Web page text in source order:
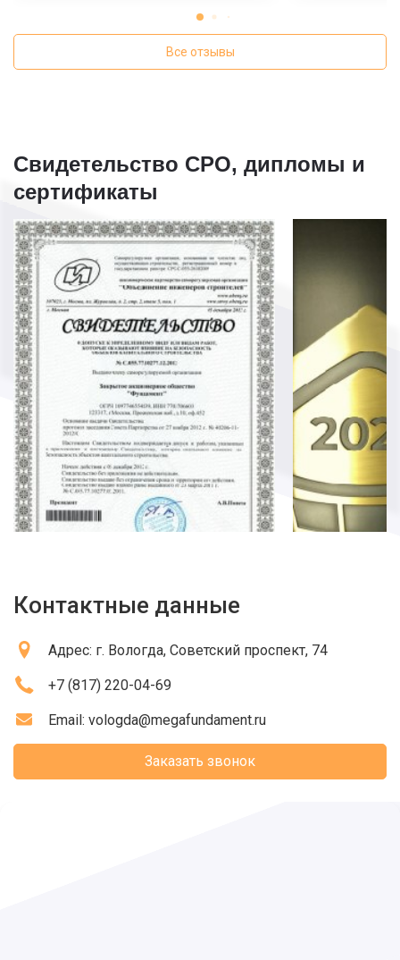
договора. Будем обращаться в
будущем.
выполнили
Все отзывы
Свидетельство СРО, дипломы и
сертификаты
Контактные данные
Адрес: г. Вологда, Советский проспект, 74
+7 (817) 220-04-69
Email: vologda@megafundament.ru
Заказать звонок